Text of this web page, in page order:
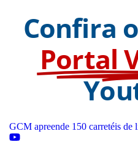
Confira
Portal
GCM apreende 150 carretéis de